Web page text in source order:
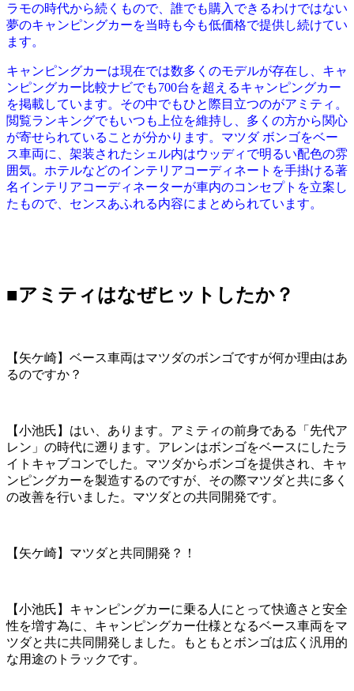
ラモの時代から続くもので、誰でも購入できるわけではない
夢のキャンピングカーを当時も今も低価格で提供し続けてい
ます。
キャンピングカーは現在では数多くのモデルが存在し、キャ
ンピングカー比較ナビでも700台を超えるキャンピングカー
を掲載しています。その中でもひと際目立つのがアミティ。
閲覧ランキングでもいつも上位を維持し、多くの方から関心
が寄せられていることが分かります。 マツダ ボンゴをベー
ス車両に、架装されたシェル内はウッディで明るい配色の雰
囲気。ホテルなどのインテリアコーディネートを手掛ける著
名インテリアコーディネーターが車内のコンセプトを立案し
たもので、センスあふれる内容にまとめられています。
■アミティはなぜヒットしたか？
【矢ケ崎】ベース車両はマツダのボンゴですが何か理由はあ
るのですか？
【小池氏】はい、あります。アミティの前身である「先代ア
レン」の時代に遡ります。アレンはボンゴをベースにしたラ
イトキャブコンでした。マツダからボンゴを提供され、キャ
ンピングカーを製造するのですが、その際マツダと共に多く
の改善を行いました。マツダとの共同開発です。
【矢ケ崎】マツダと共同開発？！
【小池氏】キャンピングカーに乗る人にとって快適さと安全
性を増す為に、キャンピングカー仕様となるベース車両をマ
ツダと共に共同開発しました。もともとボンゴは広く汎用的
な用途のトラックです。